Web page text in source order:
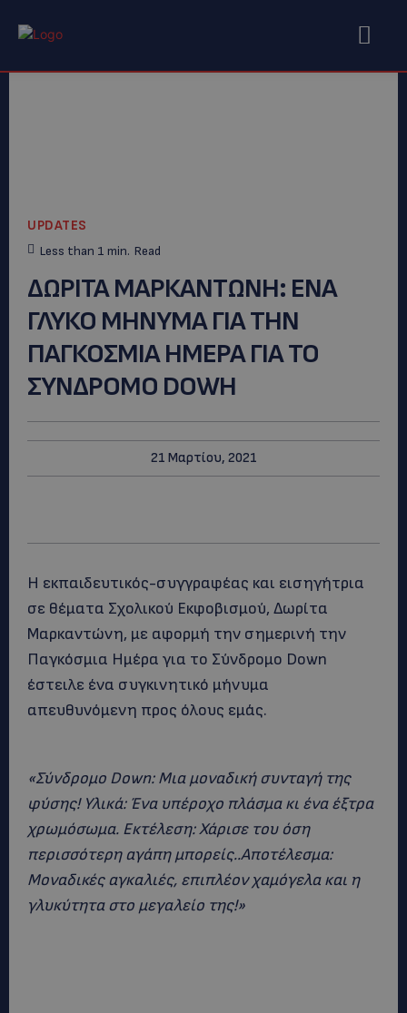
UPDATES
Less than 1 min. Read
ΔΩΡΙΤΑ ΜΑΡΚΑΝΤΩΝΗ: ENA
ΓΛΥΚΟ ΜΗΝΥΜΑ ΓΙΑ ΤΗΝ
ΠΑΓΚΟΣΜΙΑ ΗΜΕΡΑ ΓΙΑ ΤΟ
ΣΥΝΔΡΟΜΟ DOWH
21 Μαρτίου, 2021
Η εκπαιδευτικός-συγγραφέας και εισηγήτρια
σε θέματα Σχολικού Εκφοβισμού, Δωρίτα
Μαρκαντώνη, με αφορμή την σημερινή την
Παγκόσμια Ημέρα για το Σύνδρομο Down
έστειλε ένα συγκινητικό μήνυμα
απευθυνόμενη προς όλους εμάς.
«Σύνδρομο Down: Μια μοναδική συνταγή της
φύσης! Υλικά: Ένα υπέροχο πλάσμα κι ένα έξτρα
χρωμόσωμα. Εκτέλεση: Χάρισε του όση
περισσότερη αγάπη μπορείς..Αποτέλεσμα:
Μοναδικές αγκαλιές, επιπλέον χαμόγελα και η
γλυκύτητα στο μεγαλείο της!»